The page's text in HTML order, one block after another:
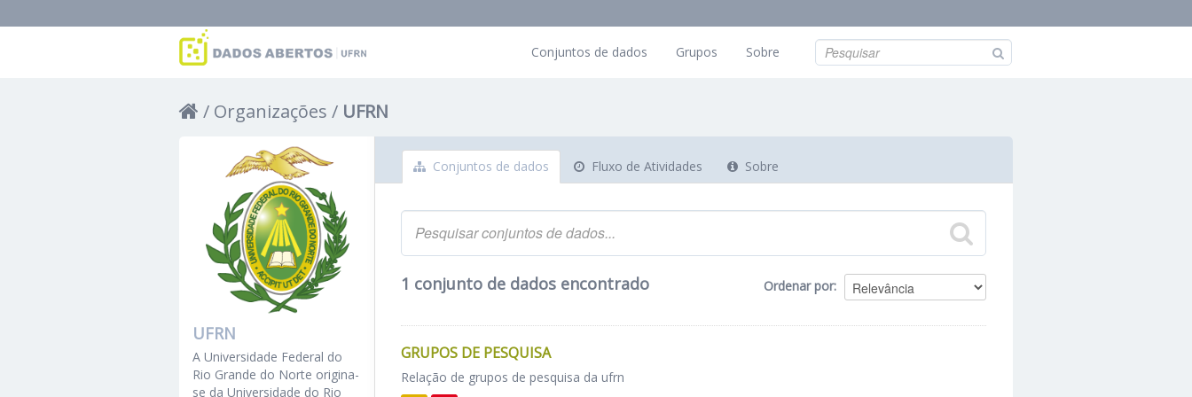
Conjuntos de dados Grupos Sobre
Organizações UFRN
Conjuntos de dados Fluxo de Atividades Sobre
Ordenar por
1 conjunto de dados encontrado
GRUPOS DE PESQUISA
Relação de grupos de pesquisa da ufrn
UFRN
A Universidade Federal do
Rio Grande do Norte origina-
se da Universidade do Rio